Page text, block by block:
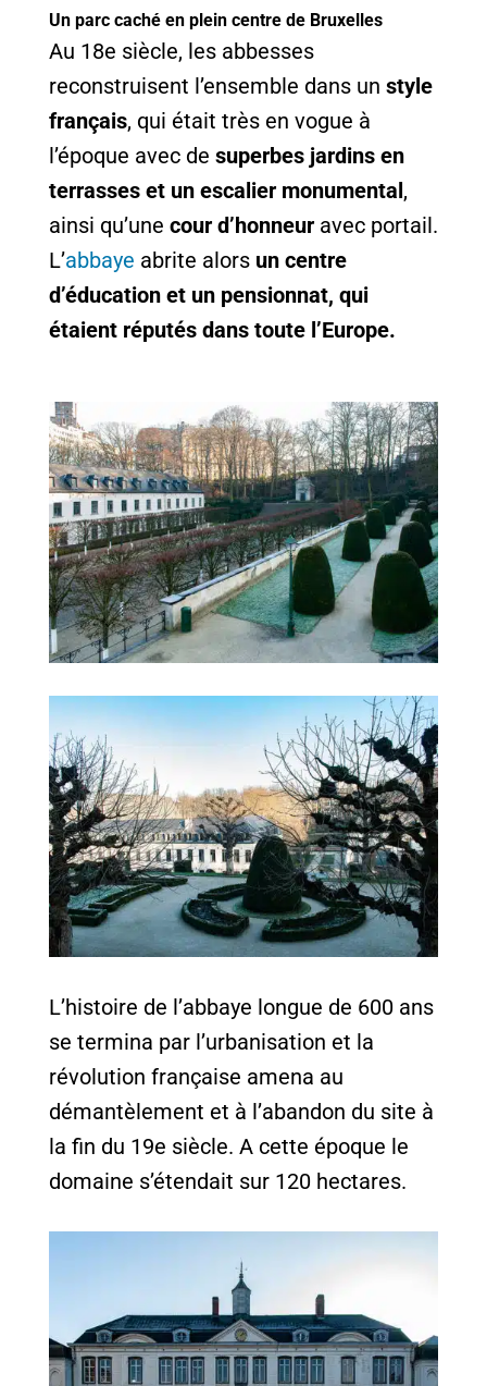
Un parc caché en plein centre de Bruxelles
Au 18e siècle, les abbesses
reconstruisent l’ensemble dans un style
français, qui était très en vogue à
l’époque avec de superbes jardins en
terrasses et un escalier monumental ,
ainsi qu’une cour d’honneuravec portail.
L’abbaye abrite alors un centre
d’éducation et un pensionnat, qui
étaient réputés dans toute l’Europe.
L’histoire de l’abbaye longue de 600 ans
se termina par l’urbanisation et la
révolution française amena au
démantèlement et à l’abandon du site à
la fin du 19e siècle. A cette époque le
domaine s’étendait sur 120 hectares.